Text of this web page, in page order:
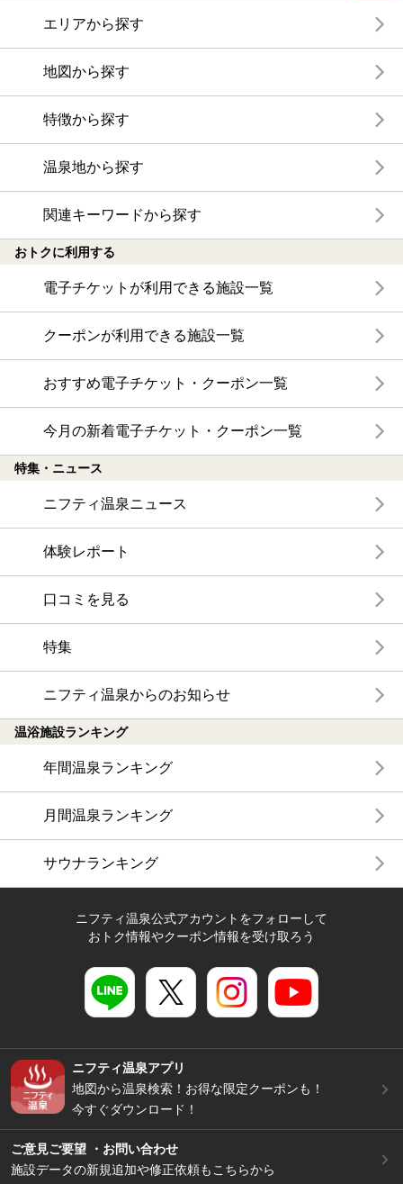
エリアから探す
地図から探す
特徴から探す
温泉地から探す
関連キーワードから探す
おトクに利用する
電子チケットが利用できる施設一覧
クーポンが利用できる施設一覧
おすすめ電子チケット・クーポン一覧
今月の新着電子チケット・クーポン一覧
特集・ニュース
ニフティ温泉ニュース
体験レポート
口コミを見る
特集
ニフティ温泉からのお知らせ
温浴施設ランキング
年間温泉ランキング
月間温泉ランキング
サウナランキング
ニフティ温泉公式アカウントをフォローして
おトク情報やクーポン情報を受け取ろう
ニフティ温泉アプリ
地図から温泉検索！お得な限定クーポンも！
今すぐダウンロード！
ご意見ご要望 ・お問い合わせ
施設データの新規追加や修正依頼もこちらから